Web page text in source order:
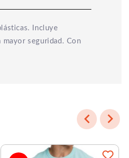
Incluye
seguridad. Con
 